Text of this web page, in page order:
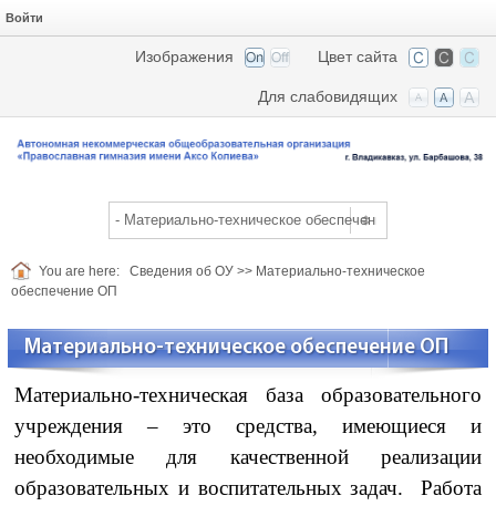
Войти
Цвет сайта
Изображения
Для слабовидящих
You are here: Сведения об ОУ >> Материально-техническое
обеспечение ОП
Материально-техническое обеспечение ОП
Материально-техническая база образовательного
учреждения – это средства, имеющиеся и
необходимые для качественной реализации
образовательных и воспитательных задач. Работа